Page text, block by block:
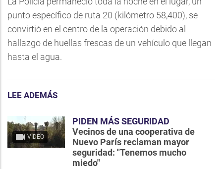
punto específico de ruta 20 (kilómetro 58,400), se
convirtió en el centro de la operación debido al
hallazgo de huellas frescas de un vehículo que llegan
hasta el agua.
LEE ADEMÁS
VIDEO
PIDEN MÁS SEGURIDAD
Vecinos de una cooperativa de
Nuevo París reclaman mayor
seguridad: "Tenemos mucho
miedo"